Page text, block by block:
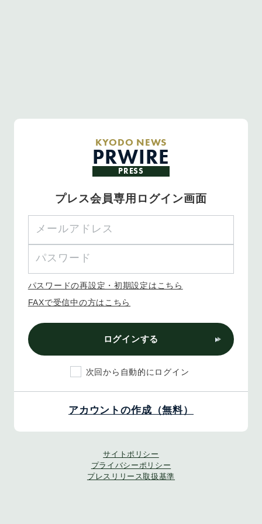
KYODO NEWS
PRWIRE
PRESS
プレス会員専用ログイン画面
パスワードの再設定・初期設定はこちら
FAXで受信中の方はこちら
ログインする
次回から自動的にログイン
アカウントの作成（無料）
サイトポリシー
プライバシーポリシー
プレスリリース取扱基準